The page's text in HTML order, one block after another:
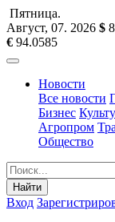
Пятница.
Август, 07. 2026 $
€ 94.0585
Новости
Все новости
Бизнес
Агропром
Общество
Найти
Вход